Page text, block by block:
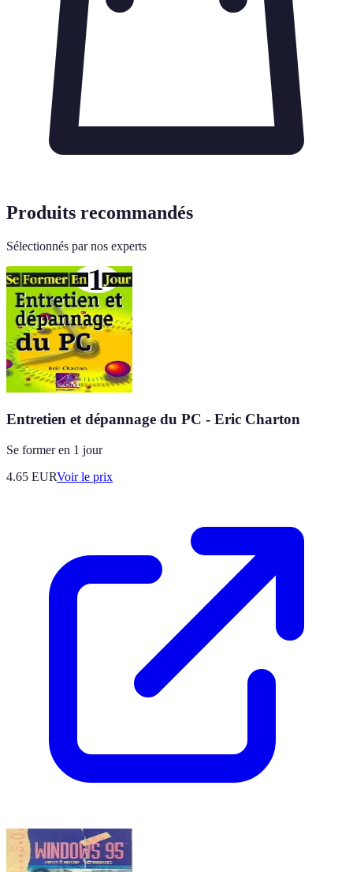
Produits recommandés
Sélectionnés par nos experts
Entretien et dépannage du PC - Eric Charton
Se former en 1 jour
4.65 EURVoir le prix